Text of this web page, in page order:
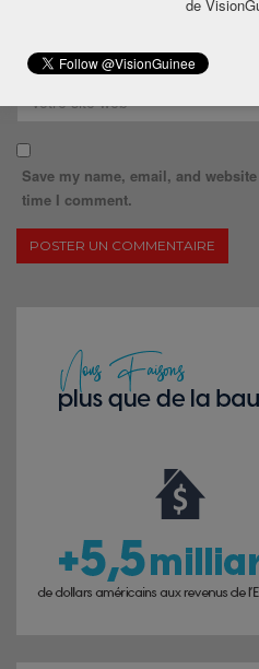
Save my name, email, and
time I comment.
de